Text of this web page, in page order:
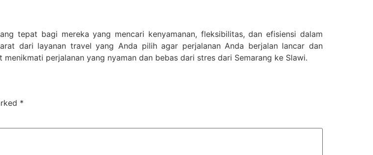
tepat bagi mereka yang mencari kenyamanan, fleksibilitas, dan efisiensi dalam
dari layanan travel yang Anda pilih agar perjalanan Anda berjalan lancar dan
perjalanan yang nyaman dan bebas dari stres dari Semarang ke Slawi.
*